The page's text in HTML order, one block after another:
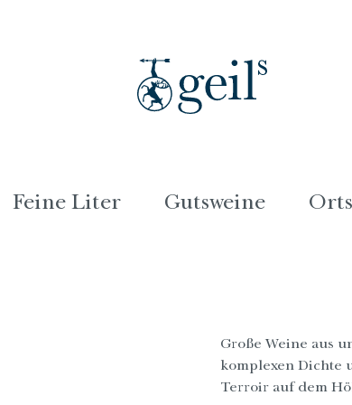
Feine Liter Gutsweine
Große Weine aus
komplexen Dichte
Terroir auf dem